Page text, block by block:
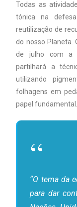
Todas as
tónica na
reutilização de
do nosso Planeta.
de julho com a
partilhará a
utilizando
folhagens em
papel fundamental.
“O tema da
para dar